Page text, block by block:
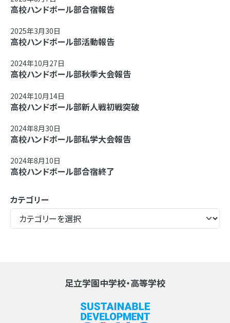
高校ハンドボール部合宿報告
2025年3月30日
高校ハンドボール部活動報告
2024年10月27日
高校ハンドボール部秋季大会報告
2024年10月14日
高校ハンドボール部新人戦初戦突破
2024年8月30日
高校ハンドボール部私学大会報告
2024年8月10日
高校ハンドボール部合宿終了
カテゴリー
足立学園中学校・高等学校